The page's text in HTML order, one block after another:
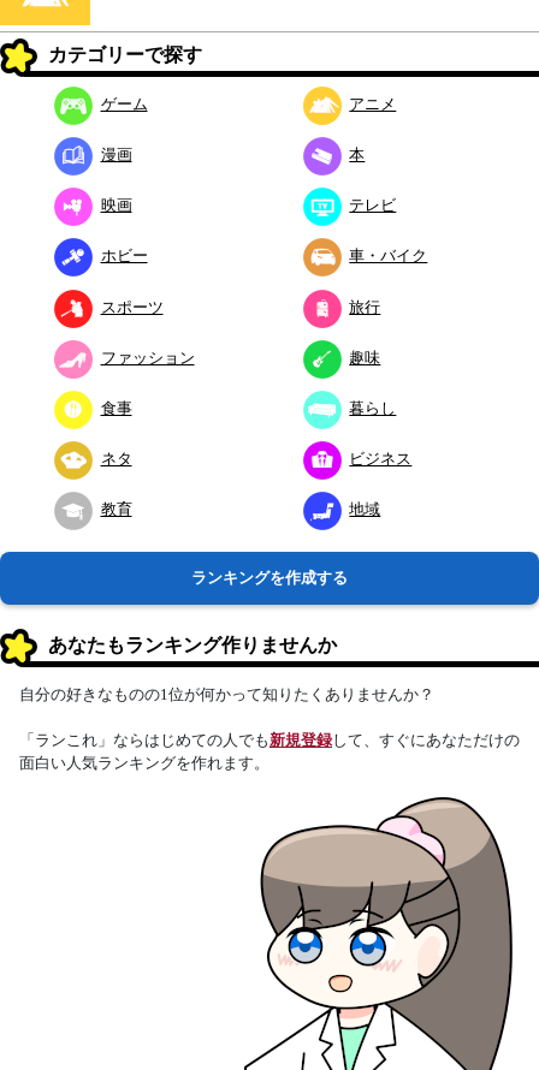
カテゴリーで探す
ゲーム アニメ
漫画 本
映画 テレビ
ホビー 車・バイク
スポーツ 旅行
ファッション 趣味
食事 暮らし
ネタ ビジネス
教育 地域
ランキングを作成する
あなたもランキング作りませんか
自分の好きなものの1位が何かって知りたくありませんか？
「ランこれ」ならはじめての人でも新規登録して、すぐにあなただけの
面白い人気ランキングを作れます。